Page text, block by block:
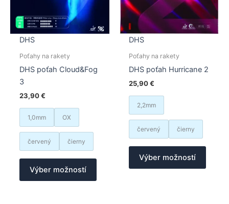
stránke
produktu.
DHS
Poťahy na rakety
DHS poťah Cloud&Fog
3
23,90€
1,0mm OX
červený čierny
Výber možností
Tento
DHS
Poťahy na rakety
DHS poťah Hurricane 2
25,90€
2,2mm
červený čierny
Výber možností
Tento